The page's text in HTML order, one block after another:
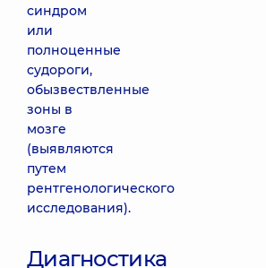
синдром
или
полноценные
судороги,
обызвествленные
зоны в
мозге
(выявляются
путем
рентгенологического
исследования).
Диагностика